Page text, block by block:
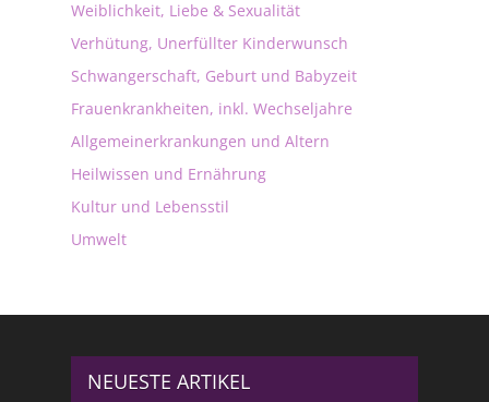
Weiblichkeit, Liebe & Sexualität
Verhütung, Unerfüllter Kinderwunsch
Schwangerschaft, Geburt und Babyzeit
Frauenkrankheiten, inkl. Wechseljahre
Allgemeinerkrankungen und Altern
Heilwissen und Ernährung
Kultur und Lebensstil
Umwelt
NEUESTE ARTIKEL